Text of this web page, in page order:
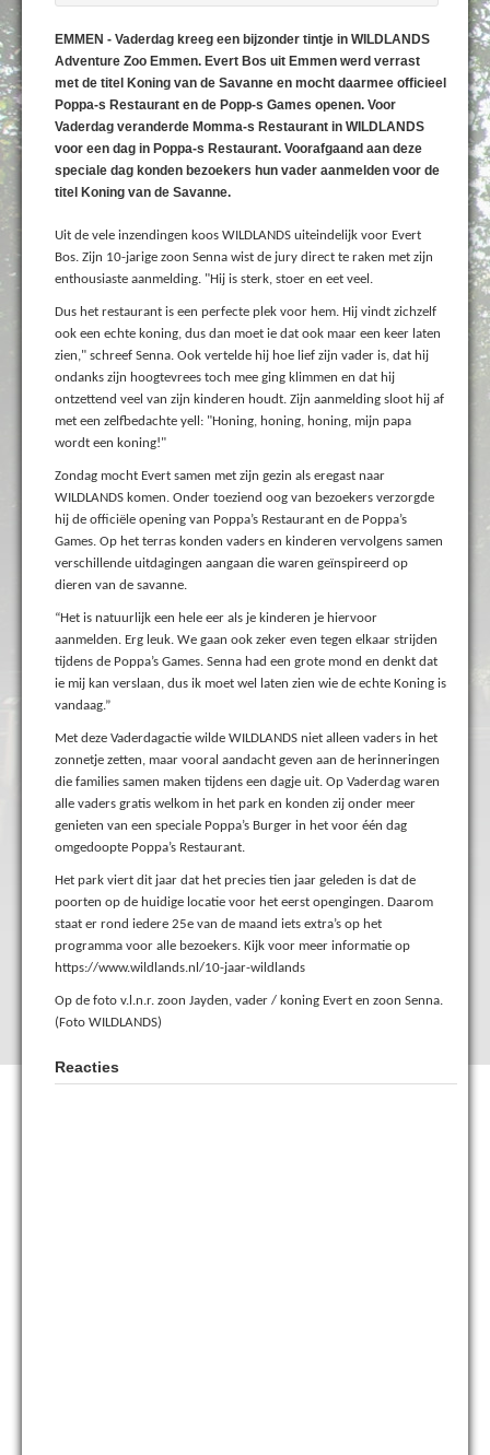
EMMEN - Vaderdag kreeg een bijzonder tintje in WILDLANDS
Adventure Zoo Emmen. Evert Bos uit Emmen werd verrast
met de titel Koning van de Savanne en mocht daarmee officieel
Poppa-s Restaurant en de Popp-s Games openen. Voor
Vaderdag veranderde Momma-s Restaurant in WILDLANDS
voor een dag in Poppa-s Restaurant. Voorafgaand aan deze
speciale dag konden bezoekers hun vader aanmelden voor de
titel Koning van de Savanne.
Uit de vele inzendingen koos WILDLANDS uiteindelijk voor Evert
Bos. Zijn 10-jarige zoon Senna wist de jury direct te raken met zijn
enthousiaste aanmelding. "Hij is sterk, stoer en eet veel.
Dus het restaurant is een perfecte plek voor hem. Hij vindt zichzelf
ook een echte koning, dus dan moet ie dat ook maar een keer laten
zien," schreef Senna. Ook vertelde hij hoe lief zijn vader is, dat hij
ondanks zijn hoogtevrees toch mee ging klimmen en dat hij
ontzettend veel van zijn kinderen houdt. Zijn aanmelding sloot hij af
met een zelfbedachte yell: "Honing, honing, honing, mijn papa
wordt een koning!"
Zondag mocht Evert samen met zijn gezin als eregast naar
WILDLANDS komen. Onder toeziend oog van bezoekers verzorgde
hij de officiële opening van Poppa’s Restaurant en de Poppa’s
Games. Op het terras konden vaders en kinderen vervolgens samen
verschillende uitdagingen aangaan die waren geïnspireerd op
dieren van de savanne.
“Het is natuurlijk een hele eer als je kinderen je hiervoor
aanmelden. Erg leuk. We gaan ook zeker even tegen elkaar strijden
tijdens de Poppa’s Games. Senna had een grote mond en denkt dat
ie mij kan verslaan, dus ik moet wel laten zien wie de echte Koning is
vandaag.”
Met deze Vaderdagactie wilde WILDLANDS niet alleen vaders in het
zonnetje zetten, maar vooral aandacht geven aan de herinneringen
die families samen maken tijdens een dagje uit. Op Vaderdag waren
alle vaders gratis welkom in het park en konden zij onder meer
genieten van een speciale Poppa’s Burger in het voor één dag
omgedoopte Poppa’s Restaurant.
Het park viert dit jaar dat het precies tien jaar geleden is dat de
poorten op de huidige locatie voor het eerst opengingen. Daarom
staat er rond iedere 25e van de maand iets extra’s op het
programma voor alle bezoekers. Kijk voor meer informatie op
https://www.wildlands.nl/10-jaar-wildlands
Op de foto v.l.n.r. zoon Jayden, vader / koning Evert en zoon Senna.
(Foto WILDLANDS)
Reacties